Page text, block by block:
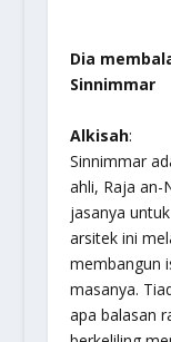
Dia
Sinnimmar
Alkisah:
Sinnimmar
ahli, Raja an-
jasanya
arsitek ini
membangun
masanya.
apa balasan